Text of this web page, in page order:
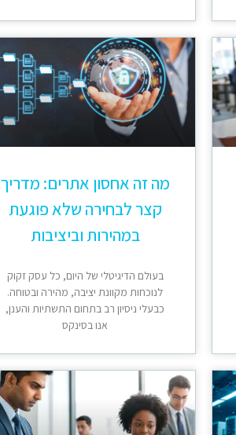
מה זה אחסון אתרים: מדריך
קצר לבחירה שלא פוגעת
במהירות וביציבות
בעולם הדיגיטלי של היום, כל עסק זקוק
לנוכחות מקוונת יציבה, מהירה ובטוחה.
כבעלי ניסיון רב בתחום התשתיות והענן,
אנו בסינקס